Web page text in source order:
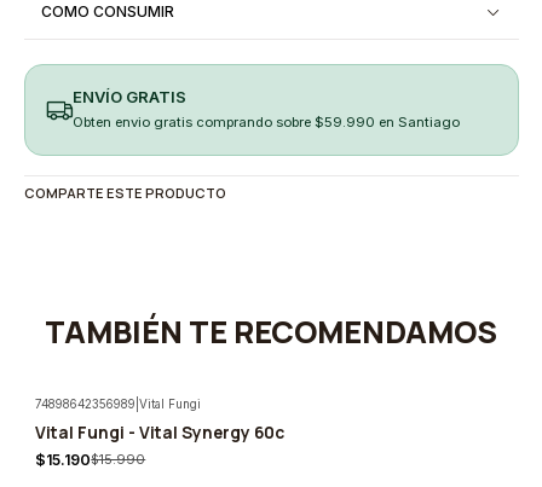
COMO CONSUMIR
ENVÍO GRATIS
Obten envio gratis comprando sobre $59.990 en Santiago
COMPARTE ESTE PRODUCTO
TAMBIÉN TE RECOMENDAMOS
-5%
74898642356989 |Vital Fungi
Vital Fungi - Vital Synergy 60c
$15.190$15.990